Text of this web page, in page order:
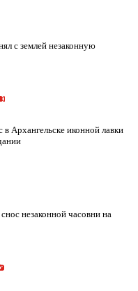
с землей незаконную
Архангельске иконной лавки
незаконной часовни на